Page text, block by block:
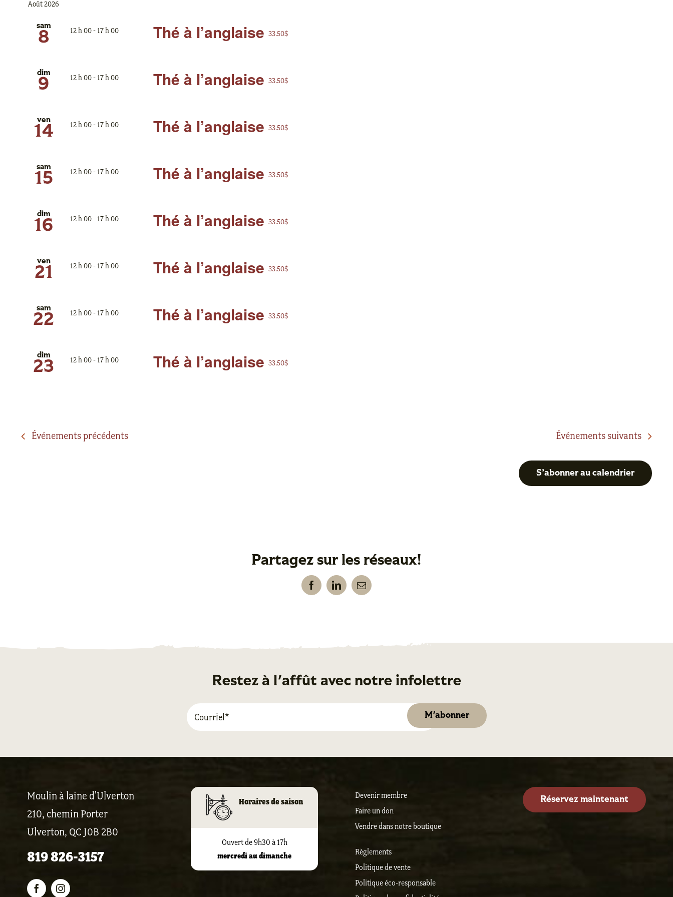
Août 2026
sam
8 12 h 00- 17 h 00 Thé à l’anglaise 33.50$
dim
9 12 h 00- 17 h 00 Thé à l’anglaise 33.50$
ven
14 12 h 00- 17 h 00 Thé à l’anglaise 33.50$
sam
15 12 h 00- 17 h 00 Thé à l’anglaise 33.50$
dim
16 12 h 00- 17 h 00 Thé à l’anglaise 33.50$
ven
21 12 h 00- 17 h 00 Thé à l’anglaise 33.50$
sam
22 12 h 00- 17 h 00 Thé à l’anglaise 33.50$
dim
23 12 h 00- 17 h 00 Thé à l’anglaise 33.50$
Événementsprécédents Événementssuivants
S’abonner au calendrier
Partagez sur les réseaux!
FacebookLinkedInEmail
Restez à l'affût avec notre infolettre
Moulin à laine d'Ulverton
210, chemin Porter
Ulverton, QC J0B 2B0
819 826-3157
Horaires de saison
Ouvert de 9h30 à 17h
mercredi au dimanche
Devenir membre
Faire un don
Vendre dans notre boutique
Règlements
Politique de vente
Politique éco-responsable
Réservez maintenant